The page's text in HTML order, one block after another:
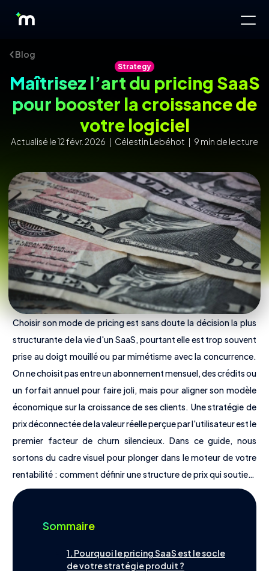
Nous découvrir
Offres
Outils
Blog
Strategy
Maîtrisez l’art du pricing SaaS
pour booster la croissance de
votre logiciel
Actualisé le 12 févr. 2026 | Célestin Lebéhot | 9 min de lecture
Choisir son mode de pricing est sans doute la décision la plus
structurante de la vie d'un SaaS, pourtant elle est trop souvent
prise au doigt mouillé ou par mimétisme avec la concurrence.
On ne choisit pas entre un abonnement mensuel, des crédits ou
un forfait annuel pour faire joli, mais pour aligner son modèle
économique sur la croissance de ses clients. Une stratégie de
prix déconnectée de la valeur réelle perçue par l'utilisateur est le
premier facteur de churn silencieux. Dans ce guide, nous
sortons du cadre visuel pour plonger dans le moteur de votre
rentabilité : comment définir une structure de prix qui soutient
vos objectifs de MRR sans devenir un frein à l'acquisition.
Sommaire
1. Pourquoi le pricing SaaS est le socle
de votre stratégie produit ?